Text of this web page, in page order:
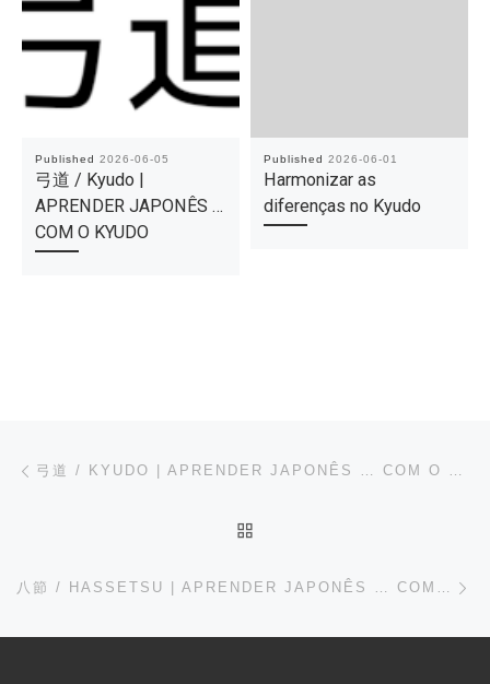
Published 2026-06-05
弓道 / Kyudo |
APRENDER JAPONÊS …
COM O KYUDO
Published 2026-06-01
Harmonizar as
diferenças no Kyudo
Post navigation 弓道 / KYUDO | APRENDER JAPONÊS … COM O KYUDO